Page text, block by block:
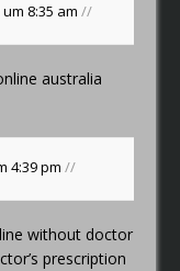
um 8:35 am//
australia
4:39 pm//
without doctor
prescription